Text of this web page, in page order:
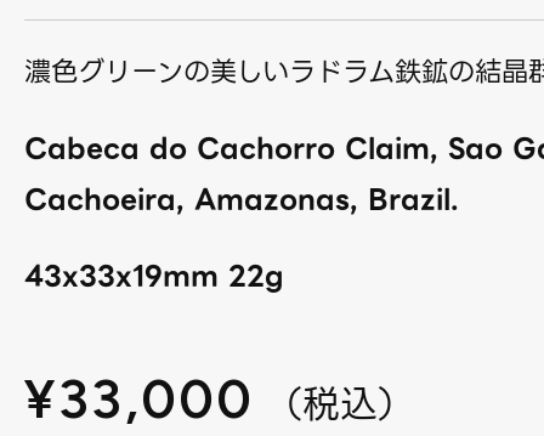
濃色グリーンの美しいラドラム鉄鉱の結晶
Cabeca do Cachorro Claim, Sao
Cachoeira, Amazonas, Brazil.
43x33x19mm 22g
¥33,000 （税込）